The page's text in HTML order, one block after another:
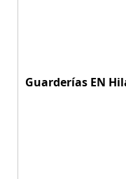
Guarderías EN